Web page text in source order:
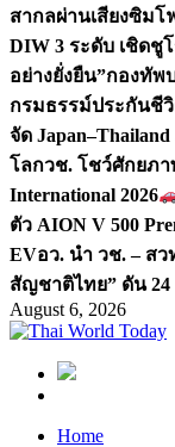
สากลผ่านเสียงซิมโ
DIW 3 ระดับ เชิด
อย่างยั่งยืน”กองทัพ
กรมธรรม์ประกันชี
จัด
โลกวช. โชว์ศักยภา
International 2026
ตัว AION V 500
EVอว. นำ วช. – ส
สัญชาติไทย” ดัน
August 6, 2026
Home